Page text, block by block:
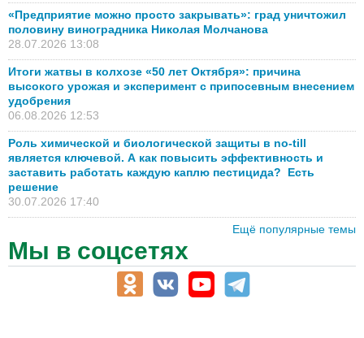
«Предприятие можно просто закрывать»: град уничтожил
половину виноградника Николая Молчанова
28.07.2026 13:08
Итоги жатвы в колхозе «50 лет Октября»: причина
высокого урожая и эксперимент с припосевным внесением
удобрения
06.08.2026 12:53
Роль химической и биологической защиты в no-till
является ключевой. А как повысить эффективность и
заставить работать каждую каплю пестицида? Есть
решение
30.07.2026 17:40
Ещё популярные темы
Мы в соцсетях